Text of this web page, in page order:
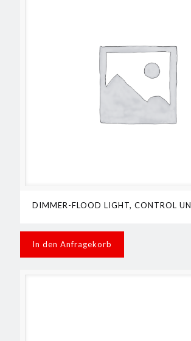
DIMMER-FLOOD LIGHT, CONTROL UN
In den Anfragekorb